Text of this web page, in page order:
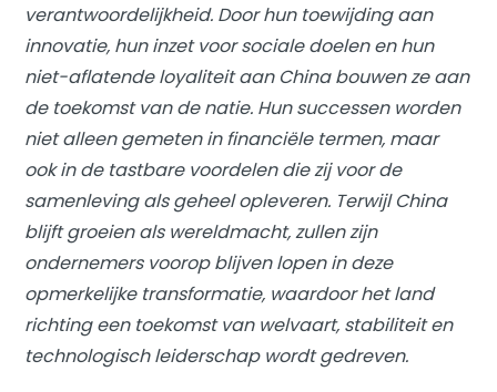
verantwoordelijkheid. Door hun toewijding aan
innovatie, hun inzet voor sociale doelen en hun
niet-aflatende loyaliteit aan China bouwen ze aan
de toekomst van de natie. Hun successen worden
niet alleen gemeten in financiële termen, maar
ook in de tastbare voordelen die zij voor de
samenleving als geheel opleveren. Terwijl China
blijft groeien als wereldmacht, zullen zijn
ondernemers voorop blijven lopen in deze
opmerkelijke transformatie, waardoor het land
richting een toekomst van welvaart, stabiliteit en
technologisch leiderschap wordt gedreven.